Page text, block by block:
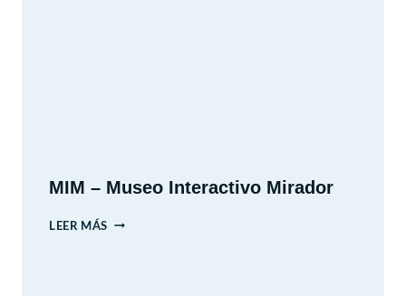
MIM – Museo Interactivo Mirador
LEER MÁS MIM